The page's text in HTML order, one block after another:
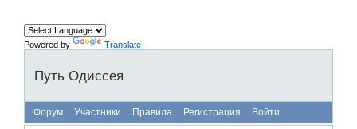
Powered by Translate
Путь Одиссея
Форум Участники Правила Регистрация Войти